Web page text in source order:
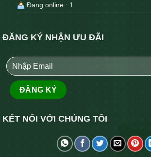
Đang online : 1
ĐĂNG KÝ NHẬN ƯU ĐÃI
KẾT NỐI VỚI CHÚNG TÔI